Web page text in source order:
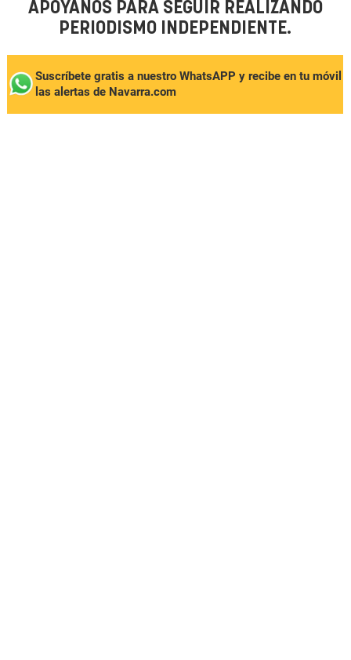
APÓYANOS PARA SEGUIR REALIZANDO
PERIODISMO INDEPENDIENTE.
Suscríbete gratis a nuestro WhatsAPP y recibe en tu móvil
las alertas de Navarra.com